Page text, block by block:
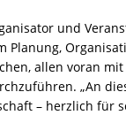
und
Planung,
allen voran
„An
– herzlich für